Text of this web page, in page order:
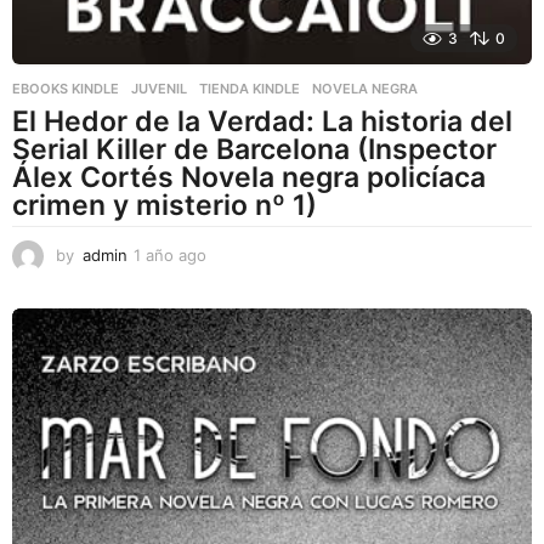
3 0
EBOOKS KINDLE ,JUVENIL ,TIENDA KINDLE NOVELA NEGRA
El Hedor de la Verdad: La historia del
Serial Killer de Barcelona (Inspector
Álex Cortés Novela negra policíaca
crimen y misterio nº 1)
by admin 1 año ago
o
a
g
o